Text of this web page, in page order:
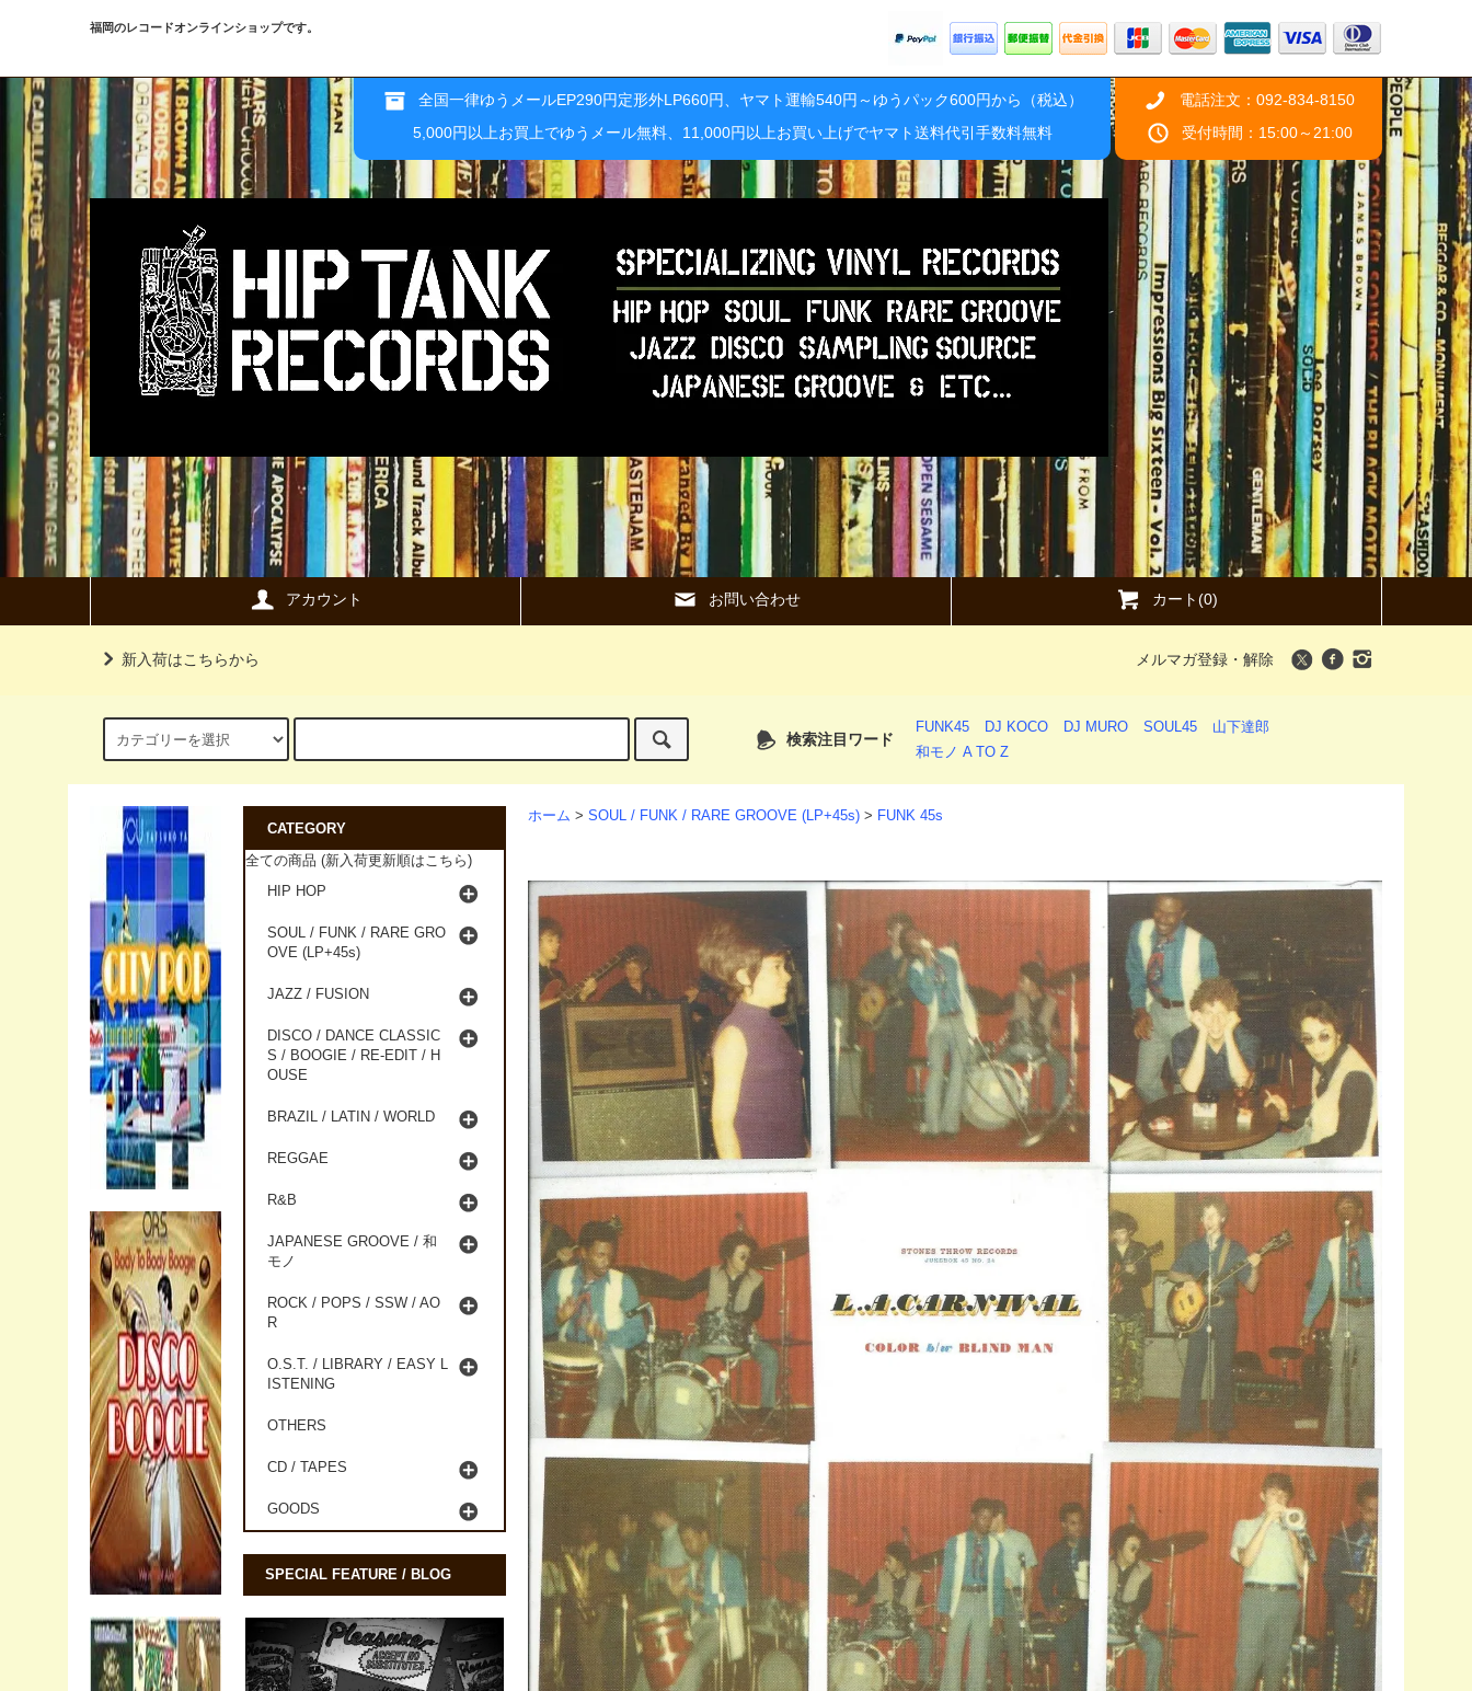
福岡のレコードオンラインショップです。
全国一律ゆうメールEP290円定形外LP660円、ヤマト運輸540円～ゆうパック600円から（税込）
5,000円以上お買上でゆうメール無料、11,000円以上お買い上げでヤマト送料代引手数料無料
電話注文：092-834-8150
受付時間：15:00～21:00
アカウント お問い合わせ カート(0)
新入荷はこちらから メルマガ登録・解除
検索注目ワード
FUNK45 DJ KOCO DJ MURO SOUL45
山下達郎
和モノ A TO Z
ホーム > SOUL / FUNK / RARE GROOVE (LP+45s) > FUNK 45s
CATEGORY
全ての商品 (新入荷更新順はこちら)
HIP HOP
SOUL / FUNK / RARE GRO
OVE (LP+45s)
JAZZ / FUSION
DISCO / DANCE CLASSIC
S / BOOGIE / RE-EDIT / H
OUSE
BRAZIL / LATIN / WORLD
REGGAE
R&B
JAPANESE GROOVE / 和
モノ
ROCK / POPS / SSW / AO
R
O.S.T. / LIBRARY / EASY L
ISTENING
OTHERS
CD / TAPES
GOODS
SPECIAL FEATURE / BLOG